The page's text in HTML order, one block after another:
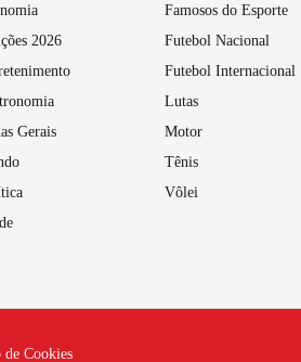
2026
Gerais
Famosos do Esporte
Futebol Nacional
Futebol Internacional
Lutas
Motor
Tênis
Vôlei
de Cookies